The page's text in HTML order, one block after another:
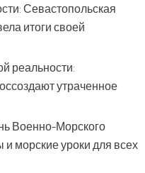
Севастопольская
итоги своей
реальности:
утраченное
Военно-Морского
морские уроки для всех